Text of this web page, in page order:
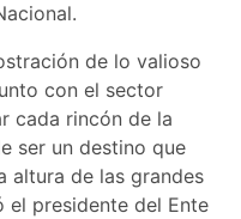
de lo valioso
con el sector
cada rincón de la
ser un destino que
altura de las grandes
el presidente del Ente